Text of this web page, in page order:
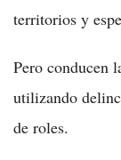
territorios y
Pero conducen
utilizando
de roles.